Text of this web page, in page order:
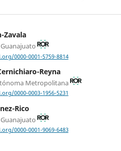
Zavala
0000-0001-5759-8814
Reyna
Metropolitana
0000-0003-1956-5231
Rico
0000-0001-9069-6483